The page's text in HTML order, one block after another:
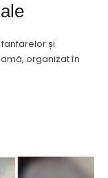
și
organizat în